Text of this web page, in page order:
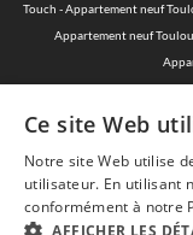
Touch -Appartement neuf
Appartement neuf
© 2015-2026 Acheter-
interdite —Mentions
Ce site Web
Notre site Web utilise
utilisateur. En utilisant
conformément à notre
AFFICHER LES